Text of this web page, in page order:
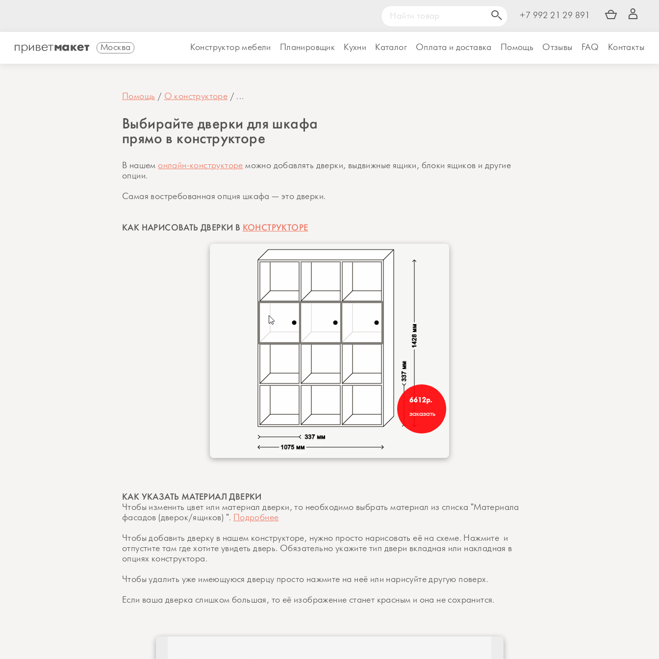
+7 992 21 29 891
Москва Конструктор мебели Планировщик Кухни Каталог Оплата и доставка Помощь Отзывы FAQ Контакты
Помощь О конструкторе ...
Выбирайте дверки для шкафа
прямо в конструкторе
В нашем онлайн-конструкторе можно добавлять дверки, выдвижные ящики, блоки ящиков и другие
опции.
Самая востребованная опция шкафа — это дверки.
КАК НАРИСОВАТЬ ДВЕРКИ В КОНСТРУКТОРЕ
КАК УКАЗАТЬ МАТЕРИАЛ ДВЕРКИ
Чтобы изменить цвет или материал дверки, то необходимо выбрать материал из списка "Материала
фасадов (дверок/ящиков) ". Подробнее
Чтобы добавить дверку в нашем конструкторе, нужно просто нарисовать её на схеме. Нажмите и
отпустите там где хотите увидеть дверь. Обязательно укажите тип двери вкладная или накладная в
опциях конструктора.
Чтобы удалить уже имеющуюся дверцу просто нажмите на неё или нарисуйте другую поверх.
Если ваша дверка слишком большая, то её изображение станет красным и она не сохранится.